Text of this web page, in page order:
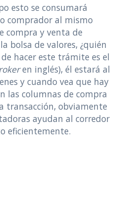
esto se consumará
comprador al mismo
compra y venta de
bolsa de valores, ¿quién
hacer este trámite es el
en inglés), él estará al
y cuando vea que hay
las columnas de compra
transacción, obviamente
ayudan al corredor
eficientemente.